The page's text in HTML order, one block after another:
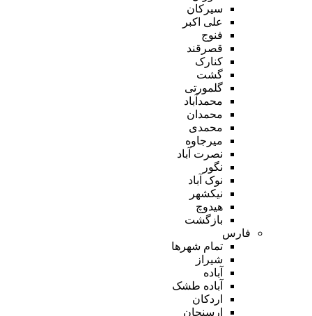
سیرکان
علی اکبر
فنوج
قصرقند
کنارک
گشت
گلمورتی
محمدآباد
محمدان
محمدی
میرجاوه
نصرت آباد
نگور
نوک آباد
نیکشهر
هیدوچ
بازگشت
فارس
تمام شهر‌ها
شیراز
آباده
آباده طشک
اردکان
ارسنجان